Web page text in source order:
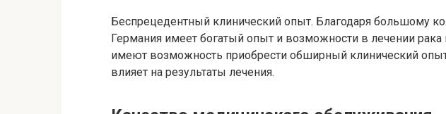
Беспрецедентный клинический опыт. Благодаря большому
Германия имеет богатый опыт и возможности в лечении
имеют возможность приобрести обширный клинический
влияет на результаты лечения.